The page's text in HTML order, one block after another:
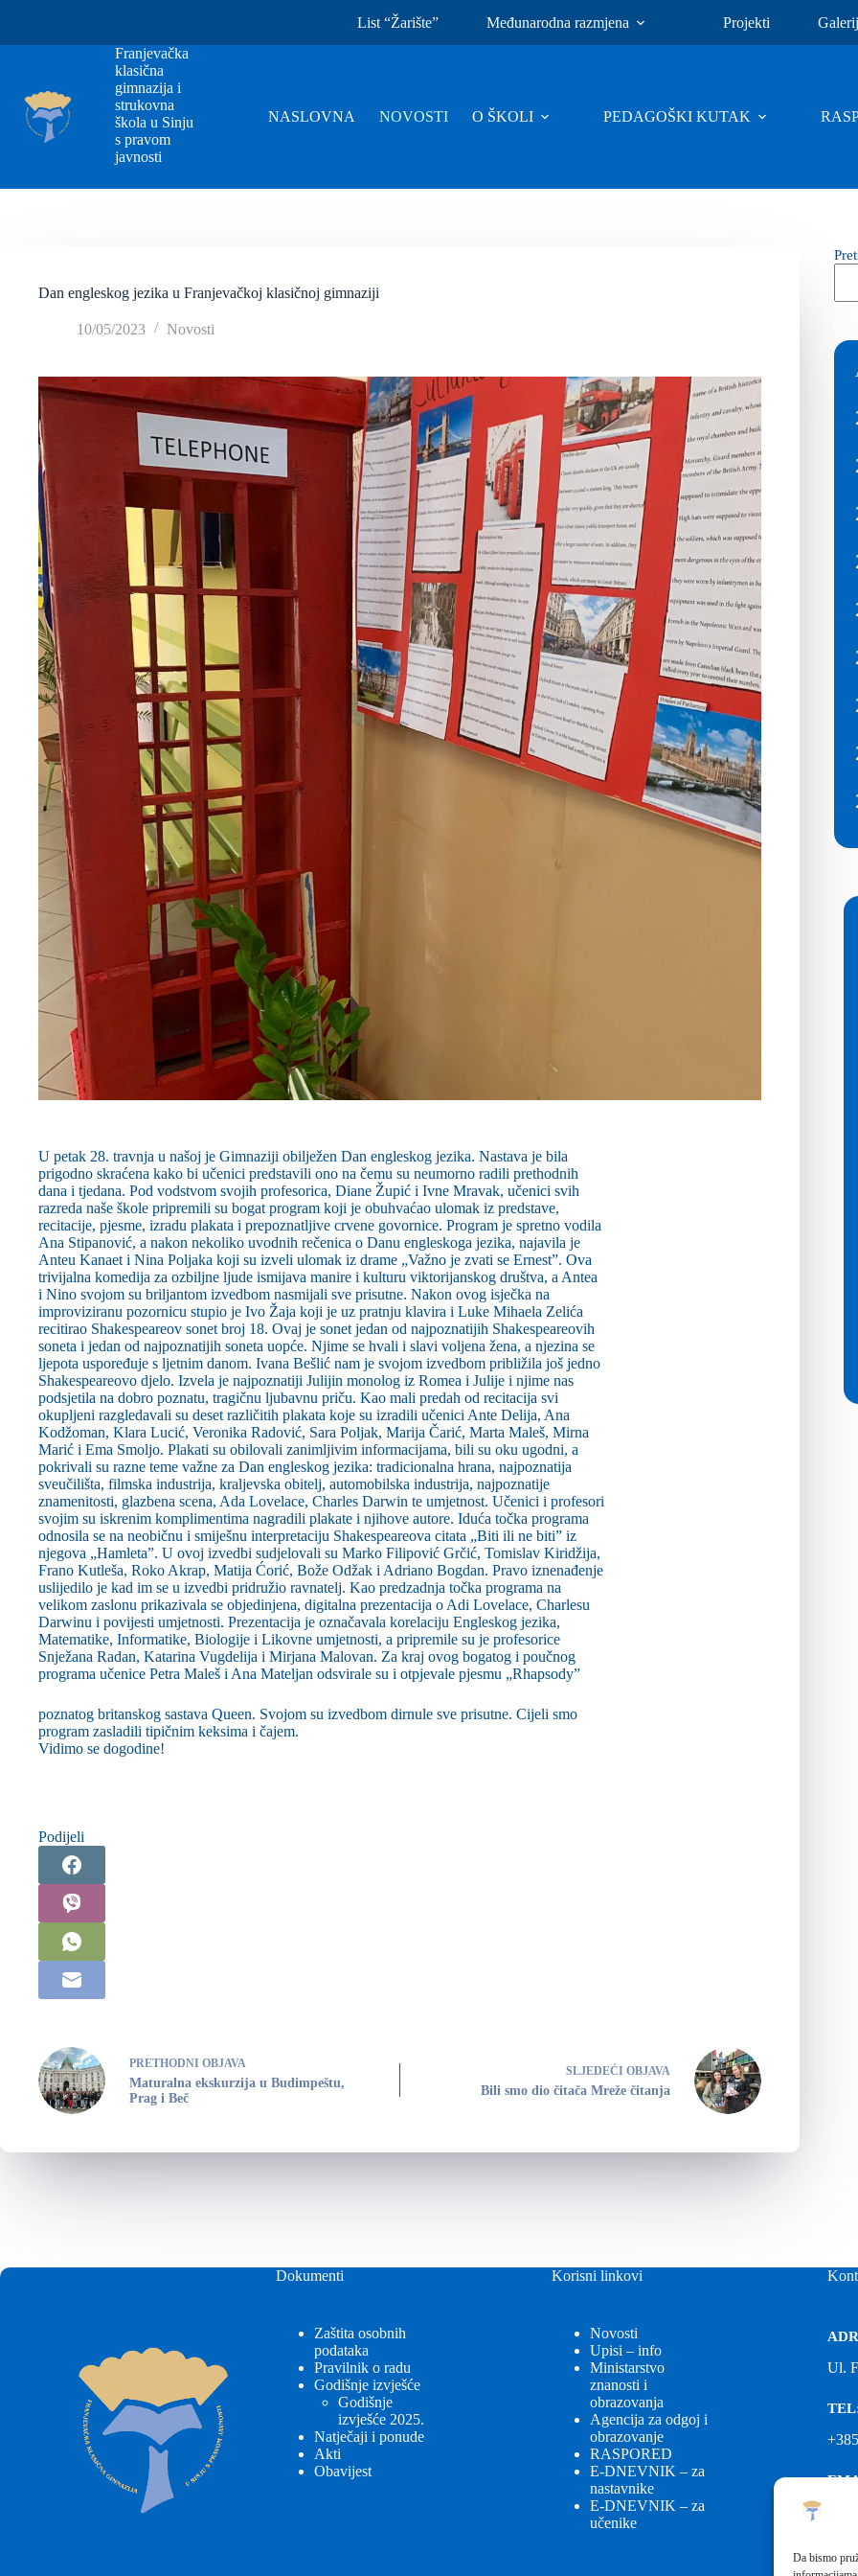
Da bismo
List “Žarište” Međunarodna razmjena Projekti
Franjevačka
klasična
gimnazija i
strukovna
škola u Sinju
s pravom
javnosti
NASLOVNA NOVOSTI O ŠKOLI PEDAGOŠKI KUTAK
Dan engleskog jezika u Franjevačkoj klasičnoj gimnaziji
10/05/2023 Novosti
U petak 28. travnja u našoj je Gimnaziji obilježen Dan engleskog jezika. Nastava je bila
prigodno skraćena kako bi učenici predstavili ono na čemu su neumorno radili prethodnih
dana i tjedana. Pod vodstvom svojih profesorica, Diane Župić i Ivne Mravak, učenici svih
razreda naše škole pripremili su bogat program koji je obuhvaćao ulomak iz predstave,
recitacije, pjesme, izradu plakata i prepoznatljive crvene govornice. Program je spretno vodila
Ana Stipanović, a nakon nekoliko uvodnih rečenica o Danu engleskoga jezika, najavila je
Anteu Kanaet i Nina Poljaka koji su izveli ulomak iz drame „Važno je zvati se Ernest”. Ova
trivijalna komedija za ozbiljne ljude ismijava manire i kulturu viktorijanskog društva, a Antea
i Nino svojom su briljantom izvedbom nasmijali sve prisutne. Nakon ovog isječka na
improviziranu pozornicu stupio je Ivo Žaja koji je uz pratnju klavira i Luke Mihaela Zelića
recitirao Shakespeareov sonet broj 18. Ovaj je sonet jedan od najpoznatijih Shakespeareovih
soneta i jedan od najpoznatijih soneta uopće. Njime se hvali i slavi voljena žena, a njezina se
ljepota uspoređuje s ljetnim danom. Ivana Bešlić nam je svojom izvedbom približila još jedno
Shakespeareovo djelo. Izvela je najpoznatiji Julijin monolog iz Romea i Julije i njime nas
podsjetila na dobro poznatu, tragičnu ljubavnu priču. Kao mali predah od recitacija svi
okupljeni razgledavali su deset različitih plakata koje su izradili učenici Ante Delija, Ana
Kodžoman, Klara Lucić, Veronika Radović, Sara Poljak, Marija Čarić, Marta Maleš, Mirna
Marić i Ema Smoljo. Plakati su obilovali zanimljivim informacijama, bili su oku ugodni, a
pokrivali su razne teme važne za Dan engleskog jezika: tradicionalna hrana, najpoznatija
sveučilišta, filmska industrija, kraljevska obitelj, automobilska industrija, najpoznatije
znamenitosti, glazbena scena, Ada Lovelace, Charles Darwin te umjetnost. Učenici i profesori
svojim su iskrenim komplimentima nagradili plakate i njihove autore. Iduća točka programa
odnosila se na neobičnu i smiješnu interpretaciju Shakespeareova citata „Biti ili ne biti” iz
njegova „Hamleta”. U ovoj izvedbi sudjelovali su Marko Filipović Grčić, Tomislav Kiridžija,
Frano Kutleša, Roko Akrap, Matija Ćorić, Bože Odžak i Adriano Bogdan. Pravo iznenađenje
uslijedilo je kad im se u izvedbi pridružio ravnatelj. Kao predzadnja točka programa na
velikom zaslonu prikazivala se objedinjena, digitalna prezentacija o Adi Lovelace, Charlesu
Darwinu i povijesti umjetnosti. Prezentacija je označavala korelaciju Engleskog jezika,
Matematike, Informatike, Biologije i Likovne umjetnosti, a pripremile su je profesorice
Snježana Radan, Katarina Vugdelija i Mirjana Malovan. Za kraj ovog bogatog i poučnog
programa učenice Petra Maleš i Ana Mateljan odsvirale su i otpjevale pjesmu „Rhapsody”
poznatog britanskog sastava Queen. Svojom su izvedbom dirnule sve prisutne. Cijeli smo
program zasladili tipičnim keksima i čajem.
Vidimo se dogodine!
Podijeli
PRETHODNI OBJAVA
Maturalna ekskurzija u Budimpeštu,
Prag i Beč
SLJEDEĆI OBJAVA
Bili smo dio čitača Mreže čitanja
Dokumenti
Zaštita osobnih
podataka
Pravilnik o radu
Godišnje izvješće
Godišnje
izvješće 2025.
Natječaji i ponude
Akti
Obavijest
Korisni linkovi
Novosti
Upisi – info
Ministarstvo
znanosti i
obrazovanja
Agencija za odgoj i
obrazovanje
RASPORED
E-DNEVNIK – za
nastavnike
E-DNEVNIK – za
učenike
Ul.